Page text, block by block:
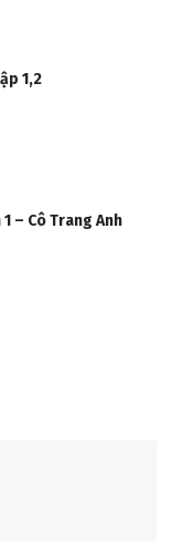
1,2
– Cô Trang Anh